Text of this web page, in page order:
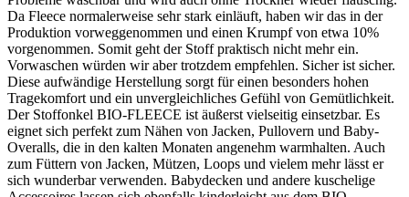
Da Fleece normalerweise sehr stark einläuft, haben wir das in der
Produktion vorweggenommen und einen Krumpf von etwa 10%
vorgenommen. Somit geht der Stoff praktisch nicht mehr ein.
Vorwaschen würden wir aber trotzdem empfehlen. Sicher ist sicher.
Diese aufwändige Herstellung sorgt für einen besonders hohen
Tragekomfort und ein unvergleichliches Gefühl von Gemütlichkeit.
Der Stoffonkel BIO-FLEECE ist äußerst vielseitig einsetzbar. Es
eignet sich perfekt zum Nähen von Jacken, Pullovern und Baby-
Overalls, die in den kalten Monaten angenehm warmhalten. Auch
zum Füttern von Jacken, Mützen, Loops und vielem mehr lässt er
sich wunderbar verwenden. Babydecken und andere kuschelige